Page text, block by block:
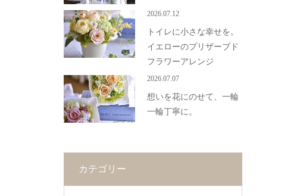
2026.07.12
トイレに小さな幸せを。
イエローのプリザーブド
フラワーアレンジ
2026.07.07
想いを花にのせて、一輪
一輪丁寧に。
カテゴリー